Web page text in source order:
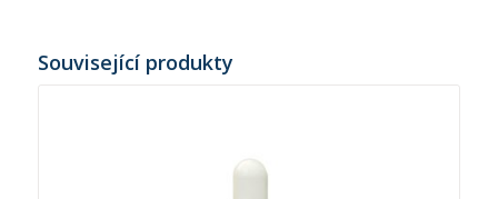
Související produkty